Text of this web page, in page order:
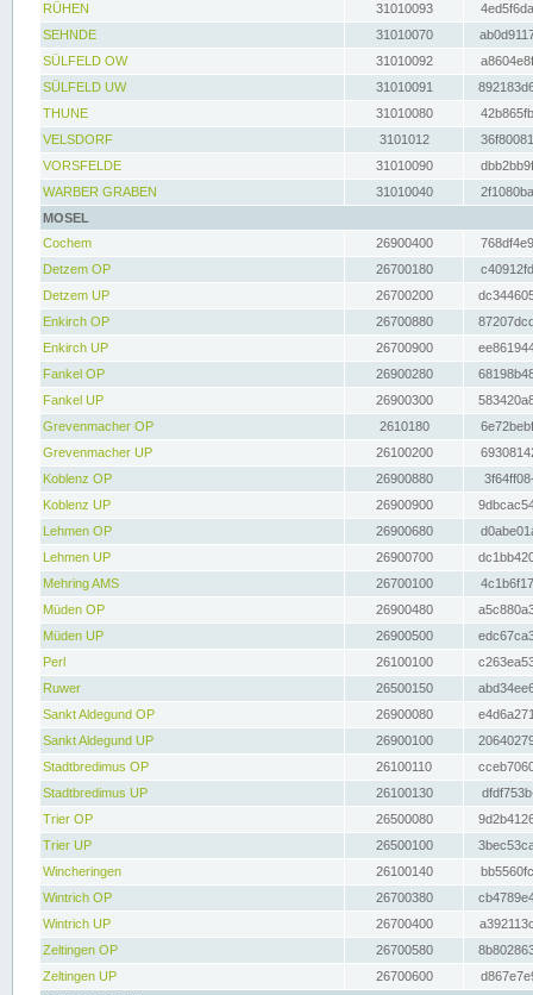
RÜHEN
31010093
SEHNDE
31010070
SÜLFELD OW
31010092
SÜLFELD UW
31010091
THUNE
31010080
VELSDORF
3101012
VORSFELDE
31010090
WARBER GRABEN
31010040
MOSEL
Cochem
26900400
Detzem OP
26700180
Detzem UP
26700200
Enkirch OP
26700880
Enkirch UP
26700900
Fankel OP
26900280
Fankel UP
26900300
Grevenmacher OP
2610180
Grevenmacher UP
26100200
Koblenz OP
26900880
Koblenz UP
26900900
Lehmen OP
26900680
Lehmen UP
26900700
Mehring AMS
26700100
Müden OP
26900480
Müden UP
26900500
Perl
26100100
Ruwer
26500150
Sankt Aldegund OP
26900080
Sankt Aldegund UP
26900100
Stadtbredimus OP
26100110
Stadtbredimus UP
26100130
Trier OP
26500080
Trier UP
26500100
Wincheringen
26100140
Wintrich OP
26700380
Wintrich UP
26700400
Zeltingen OP
26700580
Zeltingen UP
26700600